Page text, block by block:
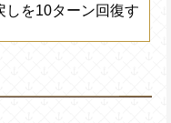
しを10ターン回復す